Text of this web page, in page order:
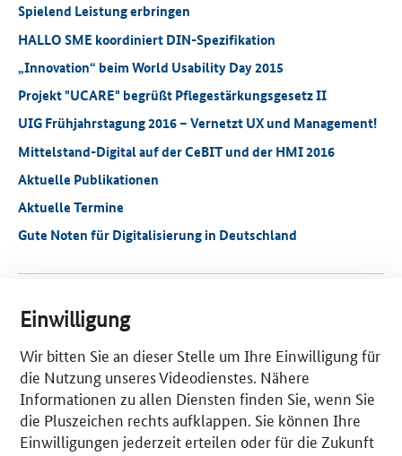
Einwilligung
Wir bitten Sie an dieser Stelle um Ihre Einwilligung für
die Nutzung unseres Videodienstes. Nähere
Informationen zu allen Diensten finden Sie, wenn Sie
die Pluszeichen rechts aufklappen. Sie können Ihre
Einwilligungen jederzeit erteilen oder für die Zukunft
Spielend Leistung erbringen
HALLO SME koordiniert DIN-Spezifikation
„Innovation“ beim World Usability Day 2015
Projekt "UCARE" begrüßt Pflegestärkungsgesetz II
UIG Frühjahrstagung 2016 – Vernetzt UX und Management!
Mittelstand-Digital auf der CeBIT und der HMI 2016
Aktuelle Publikationen
Aktuelle Termine
Gute Noten für Digitalisierung in Deutschland
Hans-Gert Penzel Bernhard Kölmel